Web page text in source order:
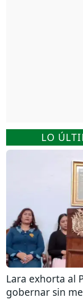
LO
Lara exhorta al
gobernar sin